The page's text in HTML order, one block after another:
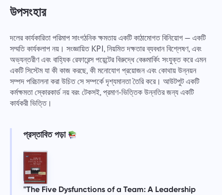
উপসংহার
দলের কার্যকারিতা পরিমাপ সাংগঠনিক ক্ষমতায় একটি কাঠামোগত বিনিয়োগ — একটি
সম্মতি কার্যকলাপ নয়। সংজ্ঞায়িত KPI, নিয়মিত দক্ষতার ব্যবধান বিশ্লেষণ, এবং
অভ্যন্তরীণ এবং বাহ্যিক রেফারেন্স পয়েন্টের বিরুদ্ধে বেঞ্চমার্কিং সংযুক্ত করে এমন
একটি সিস্টেম যা কী কাজ করছে, কী মনোযোগ প্রয়োজন এবং কোথায় উন্নয়ন
সম্পদ পরিচালনা করা উচিত সে সম্পর্কে দৃশ্যমানতা তৈরি করে। আউটপুট একটি
কর্মক্ষমতা স্কোরকার্ড নয় বরং টেকসই, প্রমাণ-ভিত্তিক উন্নতির জন্য একটি
কার্যকরী ভিত্তি।
প্রস্তাবিত পড়া
"The Five Dysfunctions of a Team: A Leadership